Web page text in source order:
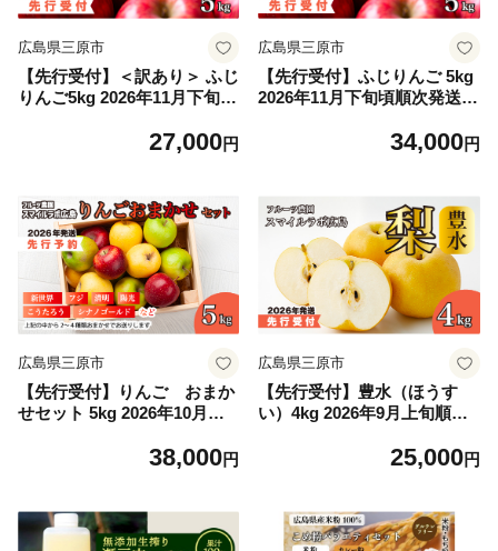
広島県三原市
【先行受付】＜訳あり＞ ふじ
りんご5kg 2026年11月下旬頃
物 りんご リンゴ 林檎 新鮮
27,000円
広島県三原市
【先行受付】ふじりんご 5kg
2026年11月下旬頃順次発送予
フルーツ 果物 新鮮 産地直送
34,000円
広島県三原市
【先行受付】りんご おまか
せセット 5kg 2026年10月頃
林檎 詰め合わせ フルーツ 果
38,000円
広島県三原市
【先行受付】豊水（ほうす
い）4kg 2026年9月上旬順次
ツ 果物 新鮮 産地直送 広島県
25,000円